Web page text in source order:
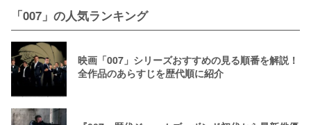
「007」の人気ランキング
映画「007」シリーズおすすめの見る順番を解説！
全作品のあらすじを歴代順に紹介